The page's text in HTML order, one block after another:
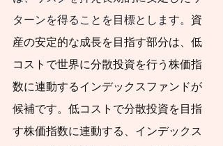
J-FLEC認定アドバイ
ザー兼講師として10
年間活動してまいり
ました。最低限身に
付けるべき金融知
識、金融経済事情の
ターンを得ることを目標とします。 資
産の安定的な成長を目指す部分は、低
コストで世界に分散投資を行う株価指
数に連動するインデックスファンドが
候補です。低コストで分散投資を目指
す株価指数に連動する、インデックス